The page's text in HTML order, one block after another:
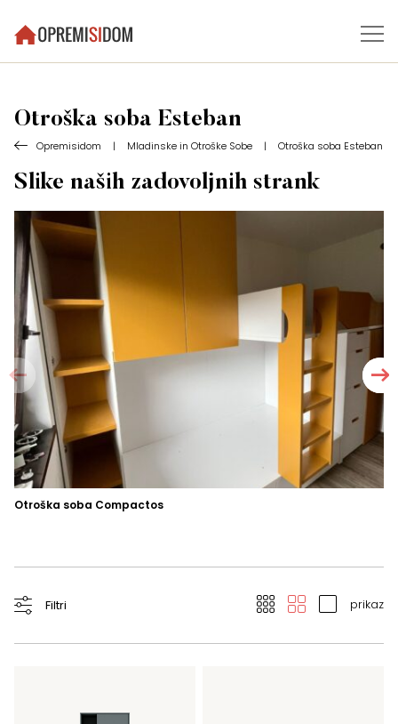
Otroška soba Esteban
Opremisidom | Mladinske in Otroške Sobe | Otroška soba Esteban
Slike naših zadovoljnih strank
Otroška soba Compactos
Filtri prikaz